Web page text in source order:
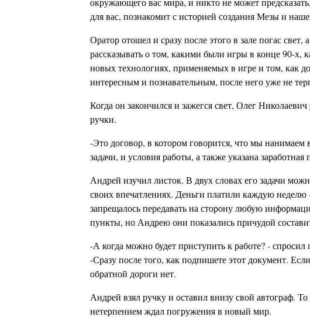
для вас, познакомит с историей создания Мезы и
Оратор отошел и сразу после этого в зале погас
рассказывать о том, какими были игры в конце 90-
новых технологиях, применяемых в игре и том, как
интересным и познавательным, после него уже не
Когда он закончился и зажегся свет, Олег
ручки.
-Это договор, в котором говорится, что мы нанимаем
задачи, и условия работы, а также указана
Андрей изучил листок. В двух словах его задачи
своих впечатлениях. Деньги платили каждую
запрещалось передавать на сторону любую
пункты, но Андрею они показались причудой
-А когда можно будет приступить к работе? -
-Сразу после того, как подпишете этот документ.
обратной дороги нет.
Андрей взял ручку и оставил внизу свой автограф.
нетерпением ждал погружения в новый мир.